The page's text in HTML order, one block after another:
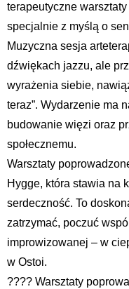
terapeutyczne
specjalnie z myślą o
Muzyczna sesja
dźwiękach jazzu, ale
wyrażenia siebie,
teraz”. Wydarzenie ma
budowanie więzi oraz
społecznemu.
Warsztaty
Hygge, która stawia na
serdeczność. To
zatrzymać, poczuć
improwizowanej – w
w Ostoi.
???? Warsztaty